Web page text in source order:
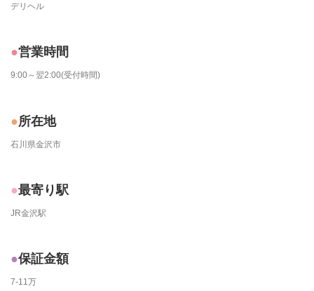
デリヘル
営業時間
9:00～翌2:00(受付時間)
所在地
石川県金沢市
最寄り駅
JR金沢駅
保証金額
7-11万